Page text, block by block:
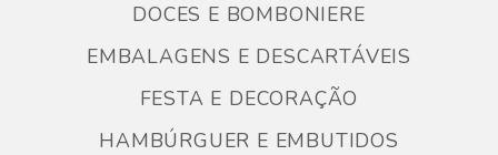
DOCES E BOMBONIERE
EMBALAGENS E DESCARTÁVEIS
FESTA E DECORAÇÃO
HAMBÚRGUER E EMBUTIDOS